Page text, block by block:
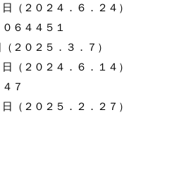
（２０２４．６．２４）
６４４５１
２０２５．３．７）
（２０２４．６．１４）
７
（２０２５．２．２７）